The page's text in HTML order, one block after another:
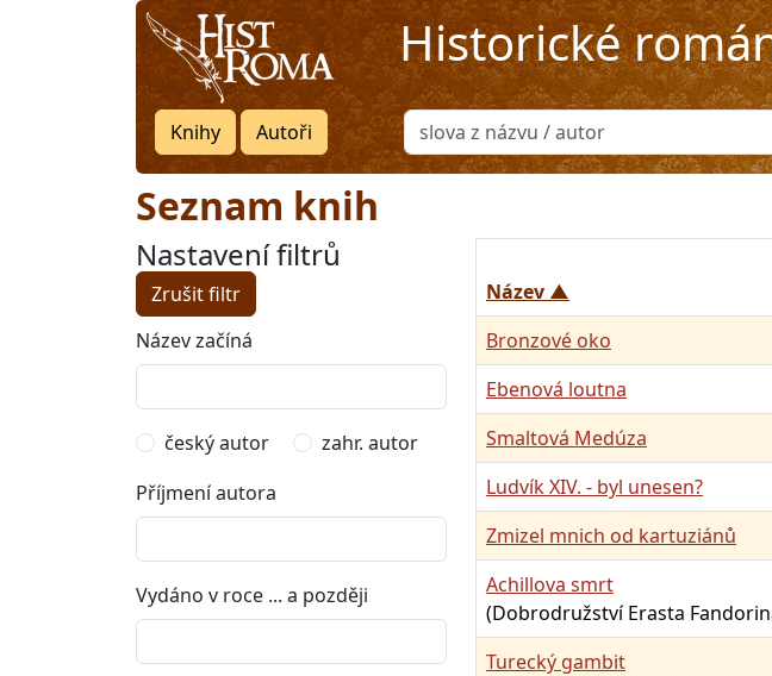
Historické
Knihy Autoři
Seznam knih
Nastavení filtrů
Zrušit filtr
Název začíná
český autor
zahr. autor
Příjmení autora
Vydáno v roce ... a později
Název ▲
Bronzové oko
Ebenová loutna
Smaltová Medúza
Ludvík XIV. - byl unesen?
Zmizel mnich od kartuziánů
Achillova smrt
(Dobrodružství Erasta
Turecký gambit